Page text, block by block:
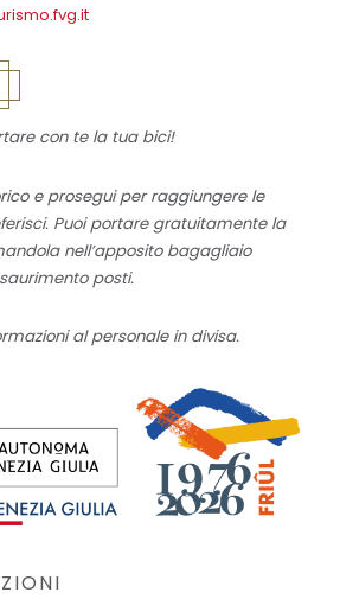
con te la tua bici!
e prosegui per raggiungere le
Puoi portare gratuitamente la
nell’apposito bagagliaio
posti.
al personale in divisa.